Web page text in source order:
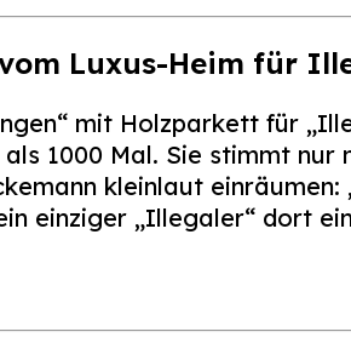
Luxus-Heim für
mit Holzparkett für
1000 Mal. Sie stimmt nur
kleinlaut einräumen:
einziger „Illegaler“ dort